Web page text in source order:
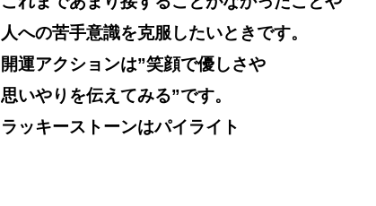
人への苦手意識を克服したいときです。
開運アクションは”笑顔で優しさや
思いやりを伝えてみる”です。
ラッキーストーンはパイライト